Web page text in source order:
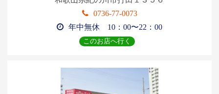
0736-77-0073
年中無休 10：00〜22：00
このお店へ行く